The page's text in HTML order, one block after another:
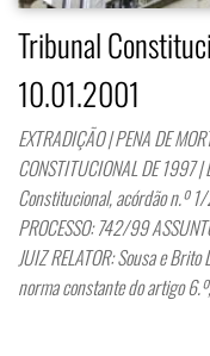
Tribunal
10.01.2001
EXTRADIÇÃO | PENA DE
CONSTITUCIONAL DE 1997
Constitucional, acórdão n.º
PROCESSO: 742/99
JUIZ RELATOR: Sousa e
norma constante do artigo